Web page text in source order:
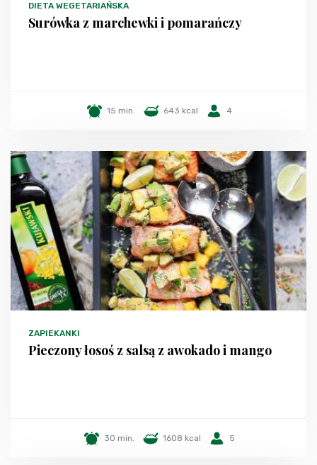
DIETA WEGETARIAŃSKA
Surówka z marchewki i pomarańczy
15 min. 643 kcal 4
ZAPIEKANKI
Pieczony łosoś z salsą z awokado i mango
30 min. 1608 kcal 5